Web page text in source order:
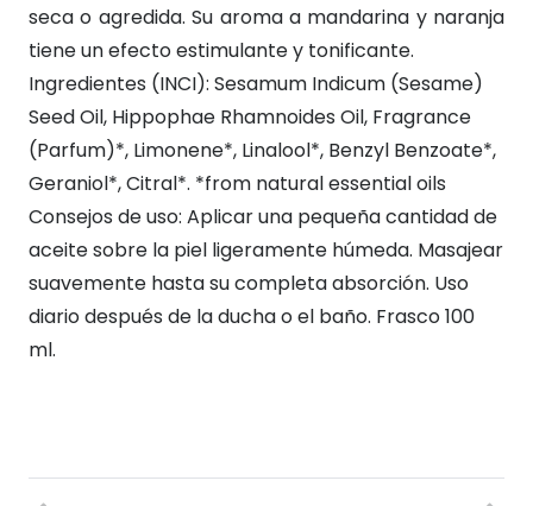
seca o agredida. Su aroma a mandarina y naranja
tiene un efecto estimulante y tonificante.
Ingredientes (INCI): Sesamum Indicum (Sesame)
Seed Oil, Hippophae Rhamnoides Oil, Fragrance
(Parfum)*, Limonene*, Linalool*, Benzyl Benzoate*,
Geraniol*, Citral*. *from natural essential oils
Consejos de uso: Aplicar una pequeña cantidad de
aceite sobre la piel ligeramente húmeda. Masajear
suavemente hasta su completa absorción. Uso
diario después de la ducha o el baño. Frasco 100
ml.